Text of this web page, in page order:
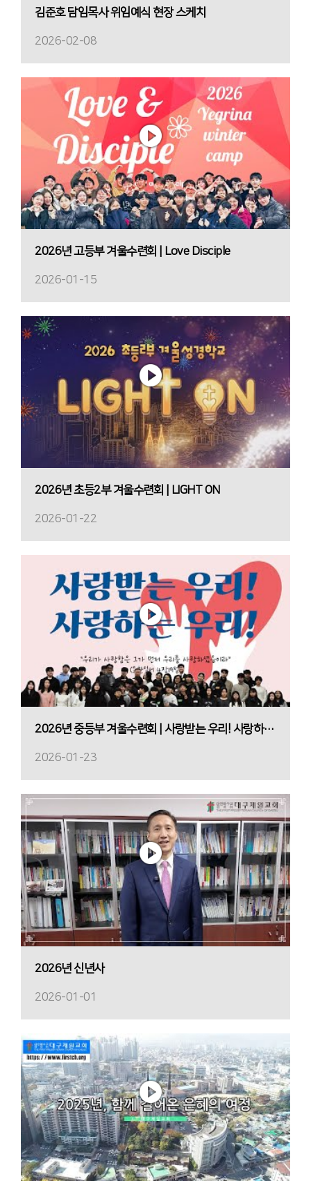
김준호 담임목사 위임예식 현장 스케치
2026-02-08
2026년 고등부 겨울수련회 | Love Disciple
2026-01-15
2026년 초등2부 겨울수련회 | LIGHT ON
2026-01-22
2026년 중등부 겨울수련회 | 사랑받는 우리! 사랑하는 우리!
2026-01-23
2026년 신년사
2026-01-01